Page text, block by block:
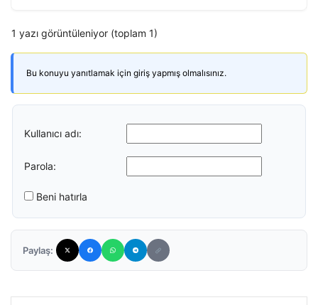
1 yazı görüntüleniyor (toplam 1)
Bu konuyu yanıtlamak için giriş yapmış olmalısınız.
Kullanıcı adı:
Parola:
Beni hatırla
Paylaş: